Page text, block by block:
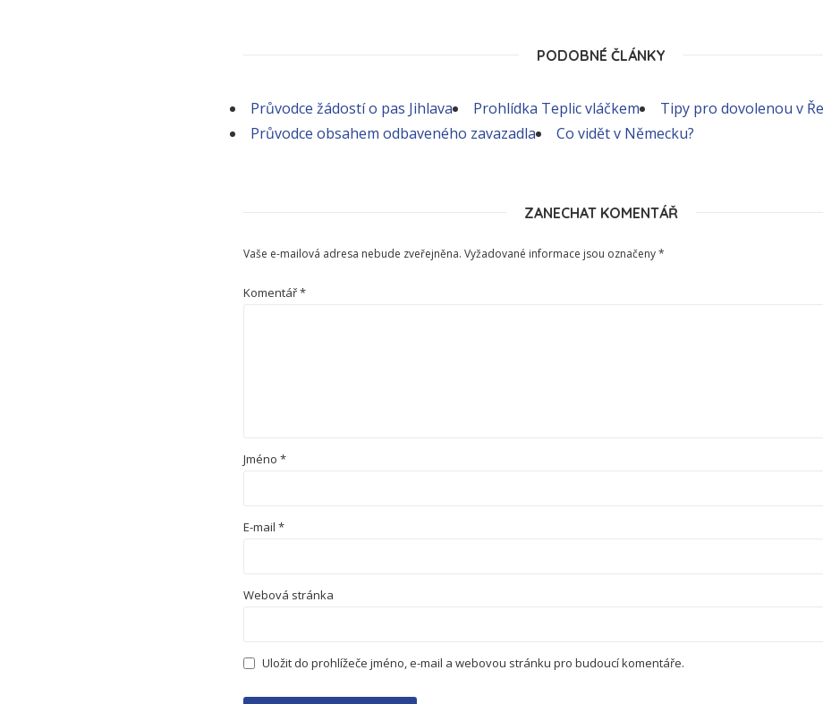
PODOBNÉ ČLÁNKY
Průvodce žádostí o pas Jihlava Prohlídka Teplic vláčkem
Tipy pro dovolenou v
Průvodce obsahem odbaveného zavazadla
Co vidět v Německu?
ZANECHAT KOMENTÁŘ
Vaše e-mailová adresa nebude zveřejněna. Vyžadované informace jsou označeny*
Komentář*
Jméno *
E-mail *
Webová stránka
Uložit do prohlížeče jméno, e-mail a webovou stránku pro budoucí komentáře.